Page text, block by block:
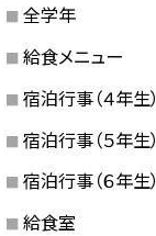
全学年
給食メニュー
宿泊行事（４年生）
宿泊行事（５年生）
宿泊行事（６年生）
給食室